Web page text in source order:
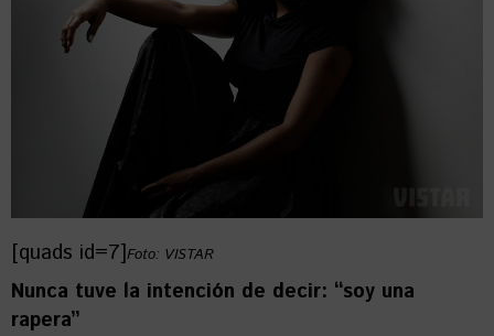
[quads id=7]Foto: VISTAR
Nunca tuve la intención de decir: “soy una
rapera”